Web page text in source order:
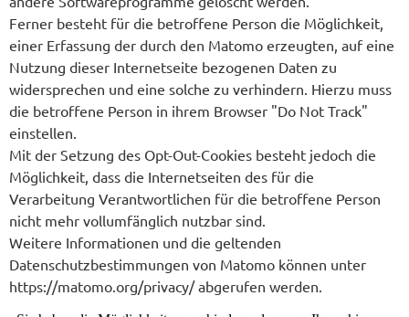
Ferner besteht für die betroffene Person die Möglichkeit,
einer Erfassung der durch den Matomo erzeugten, auf eine
Nutzung dieser Internetseite bezogenen Daten zu
widersprechen und eine solche zu verhindern. Hierzu muss
die betroffene Person in ihrem Browser "Do Not Track"
einstellen.
Mit der Setzung des Opt-Out-Cookies besteht jedoch die
Möglichkeit, dass die Internetseiten des für die
Verarbeitung Verantwortlichen für die betroffene Person
nicht mehr vollumfänglich nutzbar sind.
Weitere Informationen und die geltenden
Datenschutzbestimmungen von Matomo können unter
https://matomo.org/privacy/ abgerufen werden.